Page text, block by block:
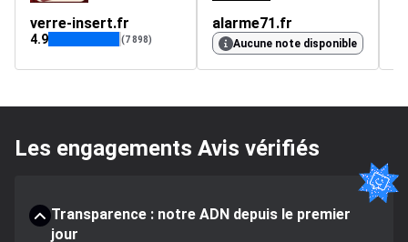
verre-insert.fr
4.9 (7 898)
alarme71.fr
Aucune note disponible
Les engagements Avis vérifiés
Transparence : notre ADN depuis le premier
jour